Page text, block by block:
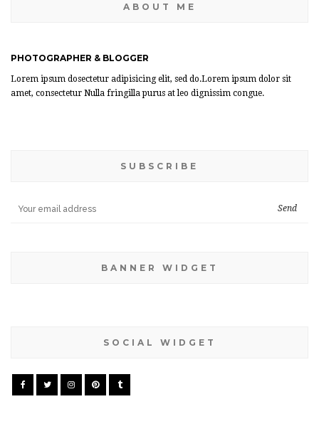
ABOUT ME
PHOTOGRAPHER & BLOGGER
Lorem ipsum dosectetur adipisicing elit, sed do.Lorem ipsum dolor sit
amet, consectetur Nulla fringilla purus at leo dignissim congue.
SUBSCRIBE
BANNER WIDGET
SOCIAL WIDGET